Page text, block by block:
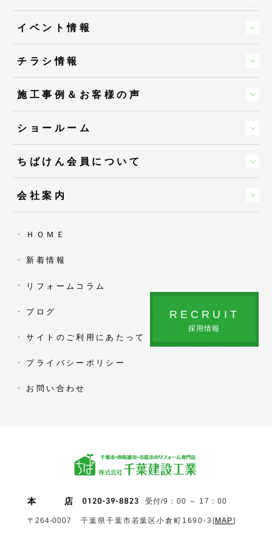
イベント情報
チラシ情報
施工事例＆お客様の声
ショールーム
ちばけん会員について
会社案内
ＨＯＭＥ
新着情報
リフォームコラム
ブログ
サイトのご利用にあたって
プライバシーポリシー
お問い合わせ
RECRUIT
採用情報
本 店 受付/9：00 ～ 17：00
〒264-0007 千葉県千葉市若葉区小倉町1690‐3 [MAP]